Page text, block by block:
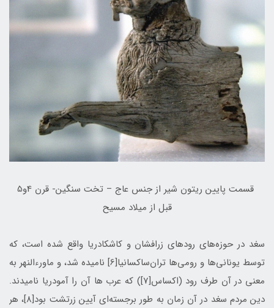
قسمت پايين ريتون شير از جنس عاج – تخت سنگين- قرن 4و5
قبل از ميلاد مسيح
سغد در حوزه‌های رودهای زرافشان و کاشکادریا واقع شده است، که
توسط یونانی‌ها و رومی‌ها تران‌ساكسانيا[6] نامیده شد، و ماورءالنهر به
معنی در آن طرف رود (اکساس[7]) که عرب ها آن را آمودریا نامیدند.
دین مردم سغد در آن زمان به طور برجسته‌ای آیین زرتشت بود[8]، هر